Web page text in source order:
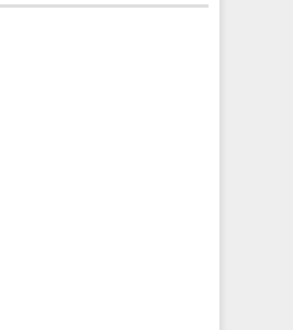
净化,加湿抽湿机配件]亚都